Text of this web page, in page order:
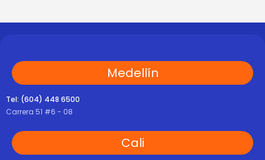
Medellín
Tel: (604) 448 6500
Carrera 51 #6 - 08
Cali